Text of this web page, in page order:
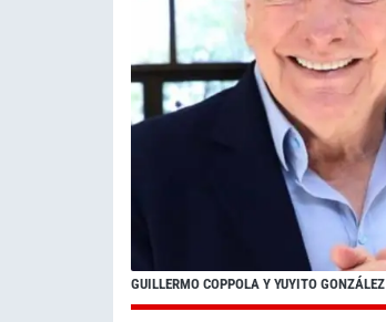
GUILLERMO COPPOLA Y YUYITO GONZÁLEZ